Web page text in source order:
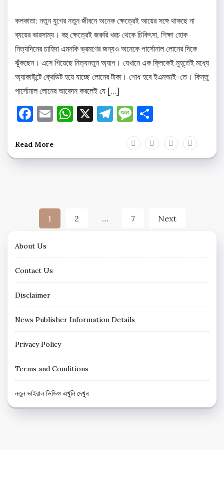
কলকাতা: নতুন যুগের নতুন জীবনে অনেক ক্ষেত্রেই আয়ের সঙ্গে থাকছে না
ব্যয়ের ভারসাম্য। বহু ক্ষেত্রেই জরুরি খরচ থেকে চিকিৎসা, শিক্ষা হোক
নিত্যদিনের চাহিদা এমনকি ভ্রমণের জন্যও অনেকে পার্সোনাল লোনের দিকে
ঝুঁকছেন। এসে গিয়েছে নিত্যনতুন অ্যাপ। যেখানে এক ক্লিকেই মুহূর্তেই মধ্যে
অ্যাকাউন্টে ক্রেডিট হয়ে যাচ্ছে লোনের টাকা। শোধ হবে ইএমআই-তে। কিন্তু
পার্সোনাল লোনের আবেদন করলেই যে […]
Facebook
EmailWhatsApp
X Telegram
Message
Read More
Posts
pagination
1 2 … 7 Next
About Us
Contact Us
Disclaimer
News Publisher Information Details
Privacy Policy
Terms and Conditions
নতুন ভাইরাল ভিডিও এখুনি দেখুন